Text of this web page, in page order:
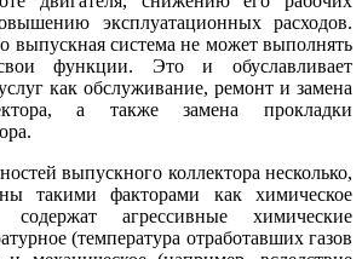
эксплуатационных расходов.
выпускная система не может выполнять
функции. Это и обуславливает
как обслуживание, ремонт и замена
а также замена прокладки
выпускного коллектора несколько,
такими факторами как химическое
агрессивные химические
(температура отработавших газов